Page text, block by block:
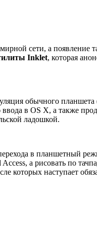
сети, а появление
Inklet, которая
обычного планшета
ввода в OS X, а также
ладошкой.
в планшетный
а рисовать по
которых наступает